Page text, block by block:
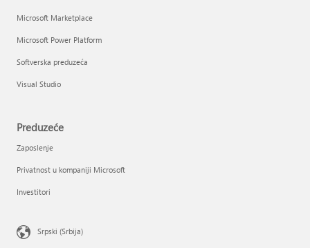
Microsoft Marketplace
Microsoft Power Platform
Softverska preduzeća
Visual Studio
Preduzeće
Zaposlenje
Privatnost u kompaniji Microsoft
Investitori
Srpski (Srbija)